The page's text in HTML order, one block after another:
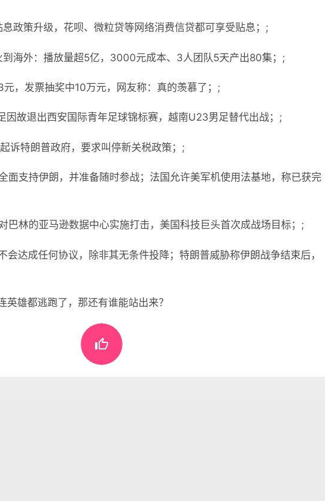
政策升级，花呗、微粒贷等网络消费信贷都可享受贴息；;
海外：播放量超5亿，3000元成本、3人团队5天产出80集；;
，发票抽奖中10万元，网友称：真的羡慕了；;
因故退出西安国际青年足球锦标赛，越南U23男足替代出战；;
诉特朗普政府，要求叫停新关税政策；;
面支持伊朗，并准备随时参战；法国允许美军机使用法基地，称已获完
巴林的亚马逊数据中心实施打击，美国科技巨头首次成战场目标；;
会达成任何协议，除非其无条件投降；特朗普威胁称伊朗战争结束后，
英雄都逃跑了，那还有谁能站出来？
